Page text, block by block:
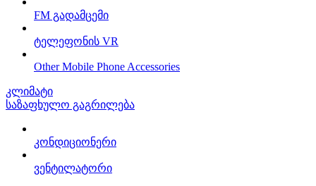
FM გადამცემი
ტელეფონის VR
Other Mobile Phone Accessories
კლიმატი
საზაფხულო გაგრილება
კონდიციონერი
ვენტილატორი